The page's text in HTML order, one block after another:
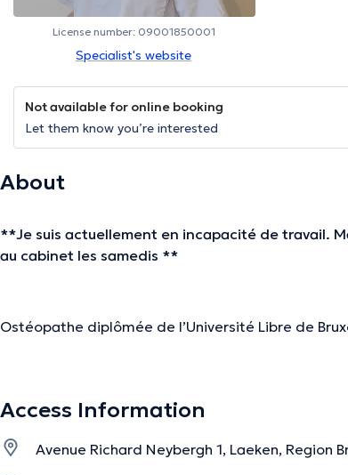
License number: 09001850001
Specialist's website
Not available for online booking
Let them know you’re interested
About
**Je suis actuellement en incapacité de travail.
au cabinet les samedis **
Ostéopathe diplômée de l’Université Libre de
The description was edited by the doctoranytime team, based on
Access Information
Avenue Richard Neybergh 1, Laeken, Region